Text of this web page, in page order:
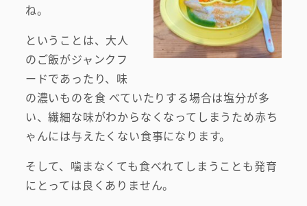
ね。
ということは、大人
のご飯がジャンクフ
ードであったり、味
の濃いものを食 べていたりする場合は塩分が多
い、繊細な味がわからなくなってしまうため赤ち
ゃんには与えたくない食事になります。
そして、噛まなくても食べれてしまうことも発育
にとっては良くありません。